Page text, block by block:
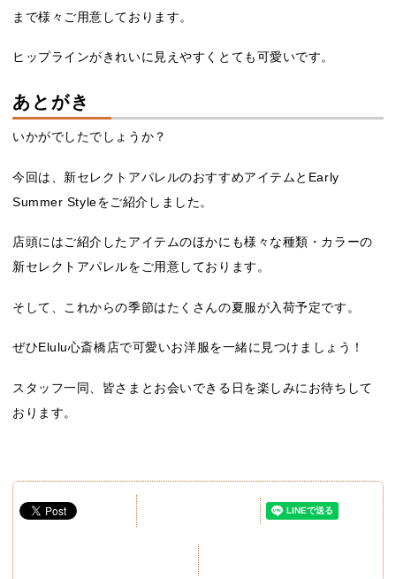
まで様々ご用意しております。
ヒップラインがきれいに見えやすくとても可愛いです。
あとがき
いかがでしたでしょうか？
今回は、新セレクトアパレルのおすすめアイテムとEarly
Summer Styleをご紹介しました。
店頭にはご紹介したアイテムのほかにも様々な種類・カラーの
新セレクトアパレルをご用意しております。
そして、これからの季節はたくさんの夏服が入荷予定です。
ぜひElulu心斎橋店で可愛いお洋服を一緒に見つけましょう！
スタッフ一同、皆さまとお会いできる日を楽しみにお待ちして
おります。